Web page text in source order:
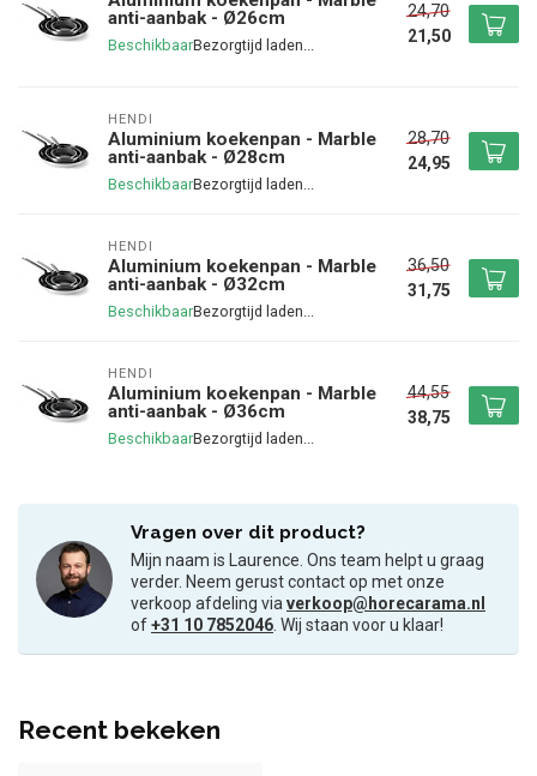
anti-aanbak - Ø26cm
Beschikbaar
24,70
21,50
HENDI
Aluminium koekenpan - Marble
anti-aanbak - Ø28cm
Beschikbaar
28,70
24,95
HENDI
Aluminium koekenpan - Marble
anti-aanbak - Ø32cm
Beschikbaar
36,50
31,75
HENDI
Aluminium koekenpan - Marble
anti-aanbak - Ø36cm
Beschikbaar
44,55
38,75
Vragen over dit product?
Mijn naam is Laurence. Ons team helpt u graag
verder. Neem gerust contact op met onze
verkoop afdeling viaverkoop@horecarama.nl
of+31 10 7852046. Wij staan voor u klaar!
Recent bekeken